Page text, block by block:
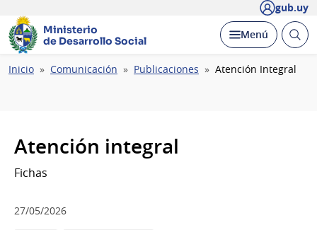
gub.uy
Ministerio
de Desarrollo Social
Desplegar
Menú Abrir
Ruta
Inicio Comunicación Publicaciones Atención Integral
Atención integral
Fichas
27/05/2026